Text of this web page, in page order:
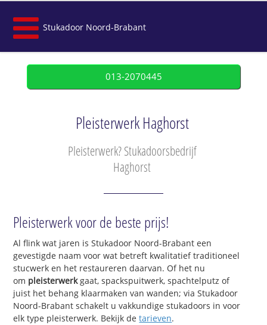
Stukadoor Noord-Brabant
013-2070445
Pleisterwerk Haghorst
Pleisterwerk? Stukadoorsbedrijf
Haghorst
Pleisterwerk voor de beste prijs!
Al flink wat jaren is Stukadoor Noord-Brabant een
gevestigde naam voor wat betreft kwalitatief traditioneel
stucwerk en het restaureren daarvan. Of het nu
om pleisterwerkgaat, spackspuitwerk, spachtelputz of
juist het behang klaarmaken van wanden; via Stukadoor
Noord-Brabant schakelt u vakkundige stukadoors in voor
elk type pleisterwerk. Bekijk detarieven.